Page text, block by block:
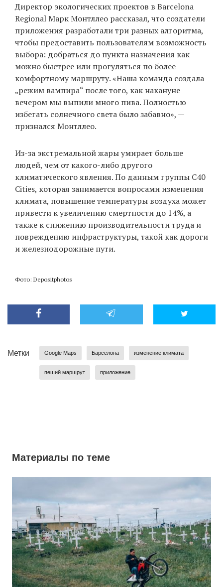
Директор экологических проектов в Barcelona
Regional Марк Монтллео рассказал, что создатели
приложения разработали три разных алгоритма,
чтобы предоставить пользователям возможность
выбора: добраться до пункта назначения как
можно быстрее или прогуляться по более
комфортному маршруту. «Наша команда создала
„режим вампира“ после того, как накануне
вечером мы выпили много пива. Полностью
избегать солнечного света было забавно», —
признался Монтллео.
Из-за экстремальной жары умирает больше
людей, чем от какого-либо другого
климатического явления. По данным группы C40
Cities, которая занимается вопросами изменения
климата, повышение температуры воздуха может
привести к увеличению смертности до 14%, а
также к снижению производительности труда и
повреждению инфраструктуры, такой как дороги
и железнодорожные пути.
Фото: Depositphotos
Метки Google Maps Барселона изменение климата
пеший маршрут приложение
Материалы по теме